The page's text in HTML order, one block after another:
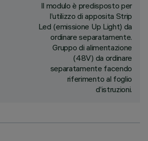
Il modulo è predisposto per
l’utilizzo di apposita Strip
Led (emissione Up Light) da
ordinare separatamente.
Gruppo di alimentazione
(48V) da ordinare
separatamente facendo
riferimento al foglio
d’istruzioni.